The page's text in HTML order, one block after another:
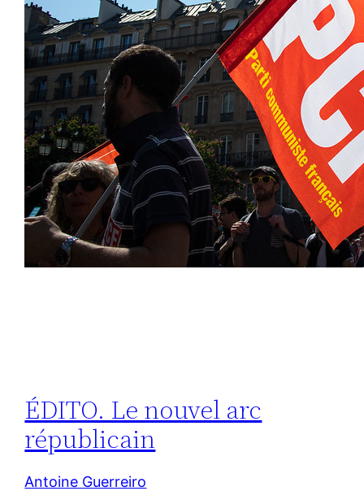
ÉDITO. Le nouvel arc
républicain
Antoine Guerreiro